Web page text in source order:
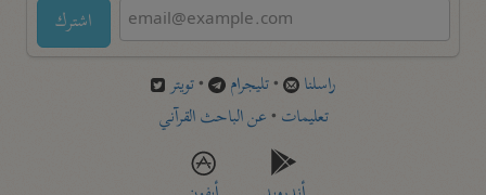
اشترك
راسلنا •تليجرام •تويتر
تعليمات •عن الباحث القرآني